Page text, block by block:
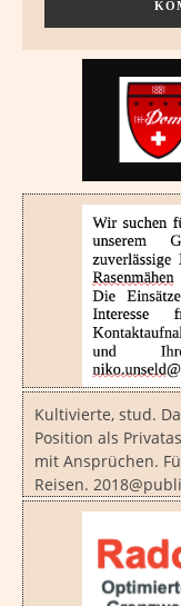
Kultivierte, stud.
Position als
mit Ansprüchen.
Reisen.